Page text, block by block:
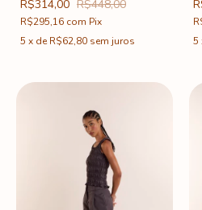
R$314,00 R$448,00
R$295,16 com Pix
5 x deR$62,80 sem juros
5